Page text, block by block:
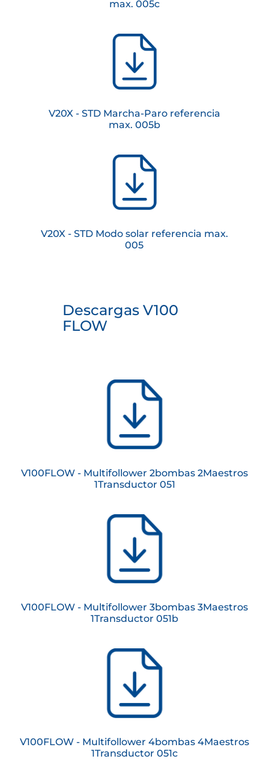
max. 005c
V20X - STD Marcha-Paro referencia
max. 005b
V20X - STD Modo solar referencia max.
005
Descargas V100
FLOW
V100FLOW - Multifollower 2bombas 2Maestros
1Transductor 051
V100FLOW - Multifollower 3bombas 3Maestros
1Transductor 051b
V100FLOW - Multifollower 4bombas 4Maestros
1Transductor 051c